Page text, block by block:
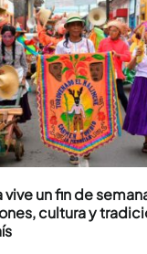
vive un fin de
cultura y